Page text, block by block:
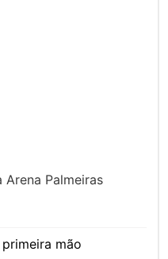
Palmeiras
mão